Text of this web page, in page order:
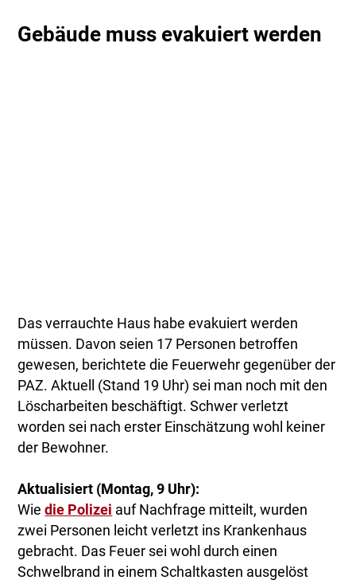
Gebäude muss evakuiert werden
Das verrauchte Haus habe evakuiert werden
müssen. Davon seien 17 Personen betroffen
gewesen, berichtete die Feuerwehr gegenüber der
PAZ. Aktuell (Stand 19 Uhr) sei man noch mit den
Löscharbeiten beschäftigt. Schwer verletzt
worden sei nach erster Einschätzung wohl keiner
der Bewohner.
Aktualisiert (Montag, 9 Uhr):
Wiedie Polizei auf Nachfrage mitteilt, wurden
zwei Personen leicht verletzt ins Krankenhaus
gebracht. Das Feuer sei wohl durch einen
Schwelbrand in einem Schaltkasten ausgelöst